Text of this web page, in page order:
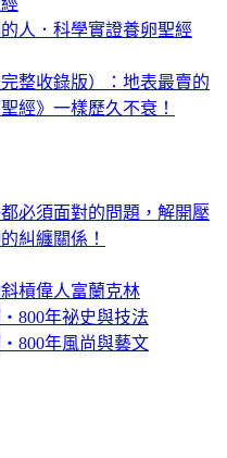
人．科學實證養卵聖經
整收錄版）：地表最賣的
經》一樣歷久不衰！
必須面對的問題，解開壓
糾纏關係！
槓偉人富蘭克林
年祕史與技法
年風尚與藝文